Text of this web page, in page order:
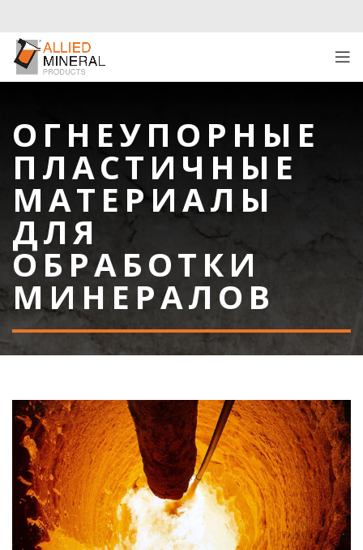
ОГНЕУПОРНЫЕ
ПЛАСТИЧНЫЕ
МАТЕРИАЛЫ
ДЛЯ
ОБРАБОТКИ
МИНЕРАЛОВ